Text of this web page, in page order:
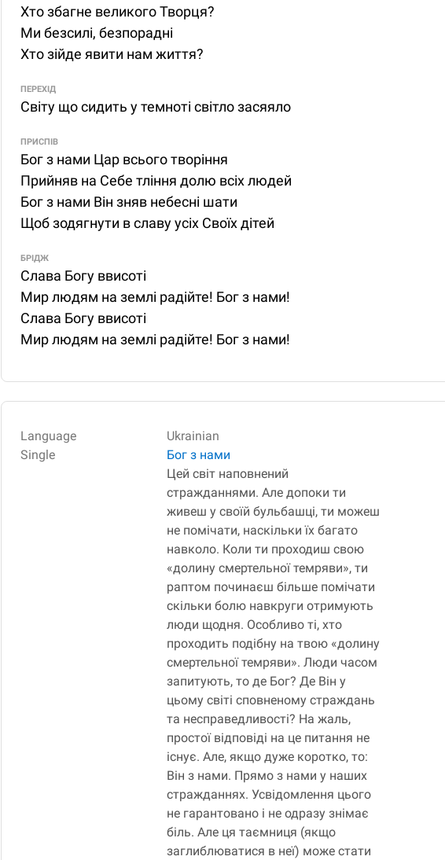
Хто збагне великого Творця?
Ми безсилі, безпорадні
Хто зійде явити нам життя?
ПЕРЕХІД
Світу що сидить у темноті світло засяяло
ПРИСПІВ
Бог з нами Цар всього творіння
Прийняв на Себе тління долю всіх людей
Бог з нами Він зняв небесні шати
Щоб зодягнути в славу усіх Своїх дітей
БРІДЖ
Слава Богу ввисоті
Мир людям на землі радійте! Бог з нами!
Слава Богу ввисоті
Мир людям на землі радійте! Бог з нами!
Language
Ukrainian
Single
Бог з нами
Цей світ наповнений
стражданнями. Але допоки ти
живеш у своїй бульбашці, ти можеш
не помічати, наскільки їх багато
навколо. Коли ти проходиш свою
«долину смертельної темряви», ти
раптом починаєш більше помічати
скільки болю навкруги отримують
люди щодня. Особливо ті, хто
проходить подібну на твою «долину
смертельної темряви». Люди часом
запитують, то де Бог? Де Він у
цьому світі сповненому страждань
та несправедливості? На жаль,
простої відповіді на це питання не
існує. Але, якщо дуже коротко, то:
Він з нами. Прямо з нами у наших
стражданнях. Усвідомлення цього
не гарантовано і не одразу знімає
біль. Але ця таємниця (якщо
заглиблюватися в неї) може стати